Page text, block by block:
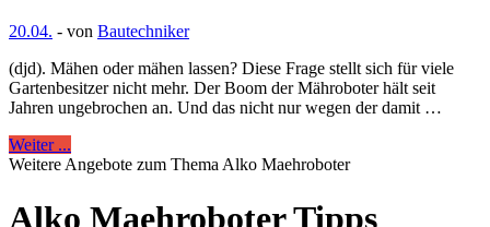
20.04. - von Bautechniker
(djd). Mähen oder mähen lassen? Diese Frage stellt sich für viele
Gartenbesitzer nicht mehr. Der Boom der Mähroboter hält seit
Jahren ungebrochen an. Und das nicht nur wegen der damit …
Weiter ...
Weitere Angebote zum Thema Alko Maehroboter
Alko Maehroboter Tipps